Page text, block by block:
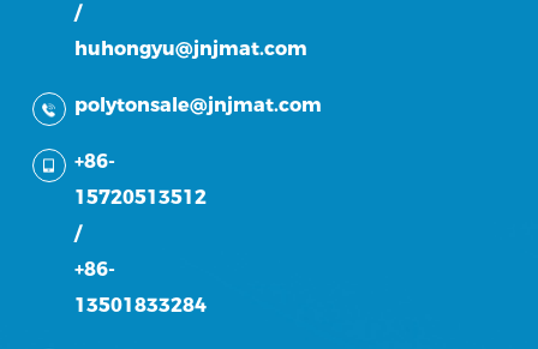
/
huhongyu@jnjmat.com
polytonsale@jnjmat.com
+86-
15720513512
/
+86-
13501833284